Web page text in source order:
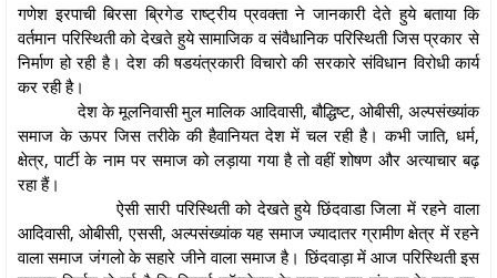
गणेश इरपाची बिरसा ब्रिगेड राष्ट्रीय प्रवक्ता ने जानकारी देते हुये बताया कि
वर्तमान परिस्थिती को देखते हुये सामाजिक व संवैधानिक परिस्थिती जिस प्रकार से
निर्माण हो रही है। देश की षडयंत्रकारी विचारो की सरकारे संविधान विरोधी कार्य
कर रही है।
देश के मूलनिवासी मुल मालिक आदिवासी, बौद्धिष्ट, ओबीसी, अल्पसंख्यांक
समाज के ऊपर जिस तरीके की हैवानियत देश में चल रही है। कभी जाति, धर्म,
क्षेत्र, पार्टी के नाम पर समाज को लड़ाया गया है तो वहीं शोषण और अत्याचार बढ़
रहा हैं।
ऐसी सारी परिस्थिती को देखते हुये छिंदवाडा जिला में रहने वाला
आदिवासी, ओबीसी, एससी, अल्पसंख्यांक यह समाज ज्यादातर ग्रामीण क्षेत्र में रहने
वाला समाज जंगलो के सहारे जीने वाला समाज है। छिंदवाड़ा में आज परिस्थिती इस